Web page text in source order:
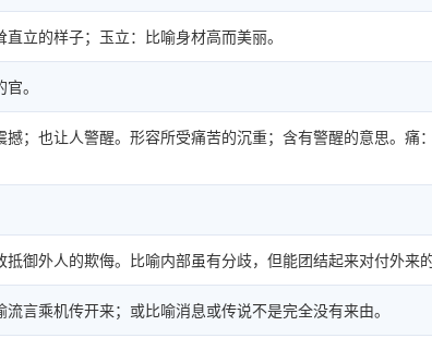
立的样子；玉立：比喻身材高而美丽。
。
；也让人警醒。形容所受痛苦的沉重；含有警醒的意思。痛
御外人的欺侮。比喻内部虽有分歧，但能团结起来对付外来的
言乘机传开来；或比喻消息或传说不是完全没有来由。